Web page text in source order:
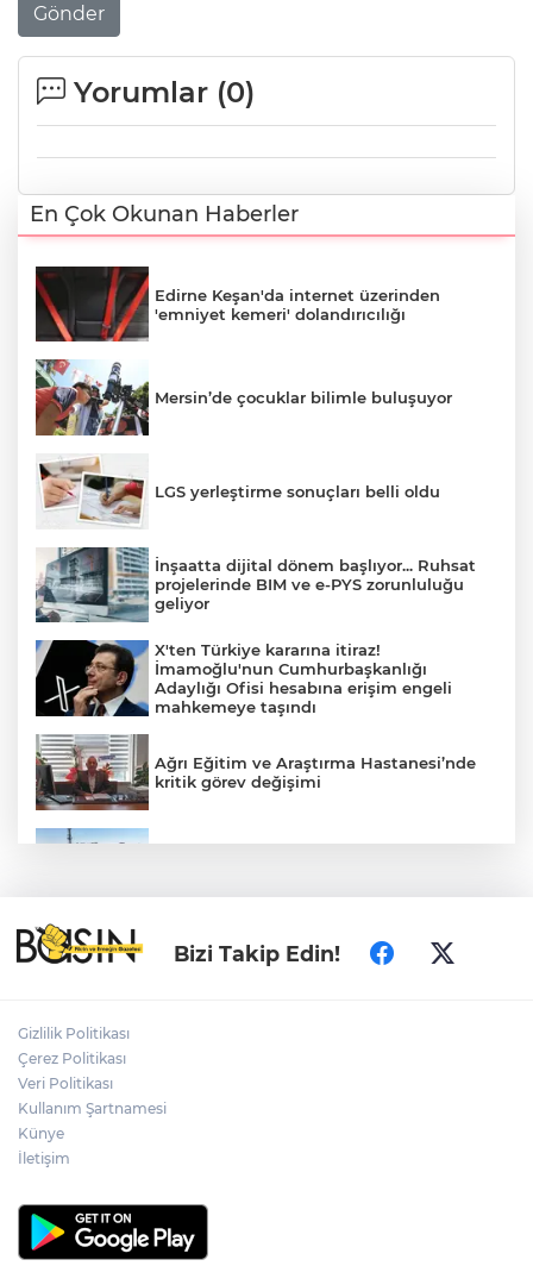
Gönder
Yorumlar (0)
En Çok Okunan Haberler
Edirne Keşan'da internet üzerinden
'emniyet kemeri' dolandırıcılığı
Mersin’de çocuklar bilimle buluşuyor
LGS yerleştirme sonuçları belli oldu
İnşaatta dijital dönem başlıyor... Ruhsat
projelerinde BIM ve e-PYS zorunluluğu
geliyor
X'ten Türkiye kararına itiraz!
İmamoğlu'nun Cumhurbaşkanlığı
Adaylığı Ofisi hesabına erişim engeli
mahkemeye taşındı
Ağrı Eğitim ve Araştırma Hastanesi’nde
kritik görev değişimi
Mersin'de 4 merkez ilçeye güçlü yağmur
Bizi Takip Edin!
Gizlilik Politikası
Çerez Politikası
Veri Politikası
Kullanım Şartnamesi
Künye
İletişim